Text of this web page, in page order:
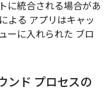
に統合される場合があ
よる アプリはキャッ
ーに入れられた ブロ
ンド プロセスの